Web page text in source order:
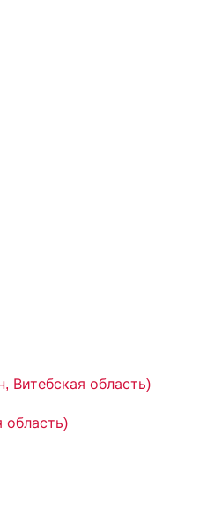
Витебская область)
область)